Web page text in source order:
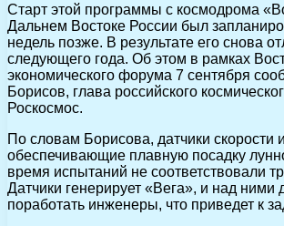
Старт этой программы с космодрома
Дальнем Востоке России был
недель позже. В результате его снова
следующего года. Об этом в рамках
экономического форума 7 сентября
Борисов, глава российского
Роскосмос.
По словам Борисова, датчики скорости
обеспечивающие плавную посадку
время испытаний не соответствовали
Датчики генерирует «Вега», и над ними
поработать инженеры, что приведет к